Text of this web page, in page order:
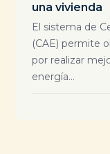
una vivienda
El sistema de
(CAE) permite
por realizar
energía...